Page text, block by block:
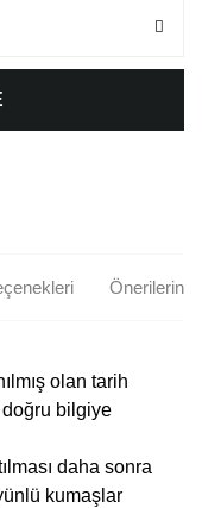
Önerileriniz
olan tarih
doğru bilgiye
daha sonra
kumaşlar